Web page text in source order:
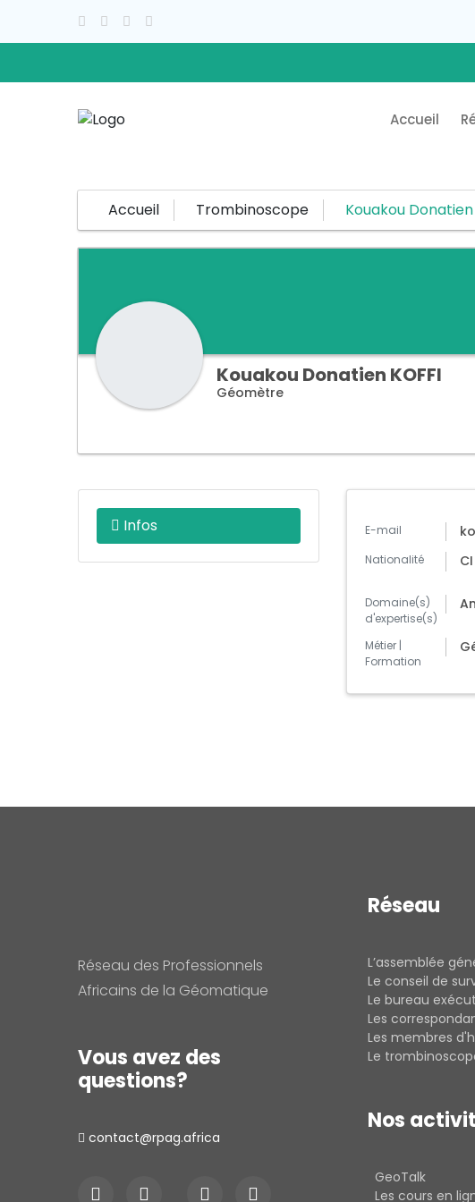
Accueil
Accueil Trombinoscope Kouakou Donatien
Kouakou Donatien KOFFI
Géomètre
Infos E-mail
Nationalité CI
Domaine(s)
d'expertise(s)
Métier |
Formation
Réseau des Professionnels
Africains de la Géomatique
Vous avez des
questions?
contact@rpag.africa
Réseau
L’assemblée
Le conseil de
Le bureau
Les
Les membres
Le
Nos
GeoTalk
Les cours en